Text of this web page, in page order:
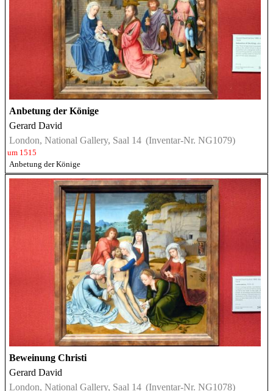
Anbetung der Könige
Gerard David
London, National Gallery, Saal 14 (Inventar-Nr. NG1079)
um 1515
Anbetung der Könige
Beweinung Christi
Gerard David
London, National Gallery, Saal 14 (Inventar-Nr. NG1078)